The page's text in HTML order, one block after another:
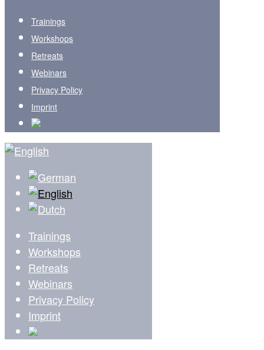
Trainings
Workshops
Retreats
Webinars
Privacy Policy
Imprint
Trainings
Workshops
Retreats
Webinars
Privacy Policy
Imprint